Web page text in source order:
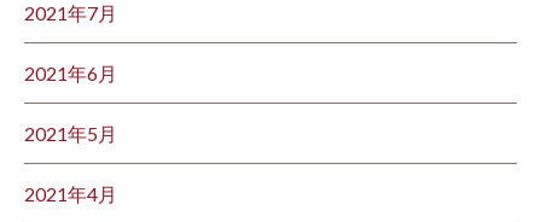
2021年7月
2021年6月
2021年5月
2021年4月